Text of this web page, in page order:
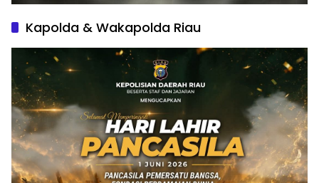
Kapolda & Wakapolda Riau